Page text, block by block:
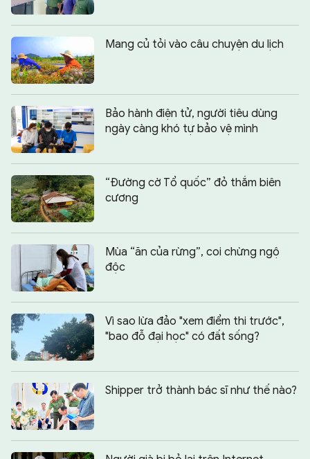
Mang củ tỏi vào câu chuyện du lịch
Bảo hành điện tử, người tiêu dùng
ngày càng khó tự bảo vệ mình
“Đường cờ Tổ quốc” đỏ thắm biên
cương
Mùa “ăn của rừng”, coi chừng ngộ
độc
Vì sao lừa đảo "xem điểm thi trước",
"bao đỗ đại học" có đất sống?
Shipper trở thành bác sĩ như thế nào?